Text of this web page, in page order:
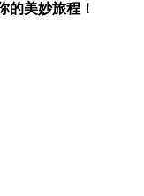
的美妙旅程！